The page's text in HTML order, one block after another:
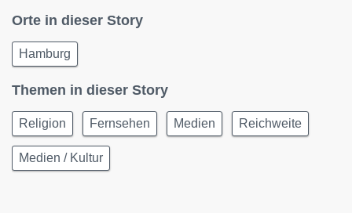
Orte in dieser Story
Hamburg
Themen in dieser Story
Religion Fernsehen Medien Reichweite
Medien / Kultur